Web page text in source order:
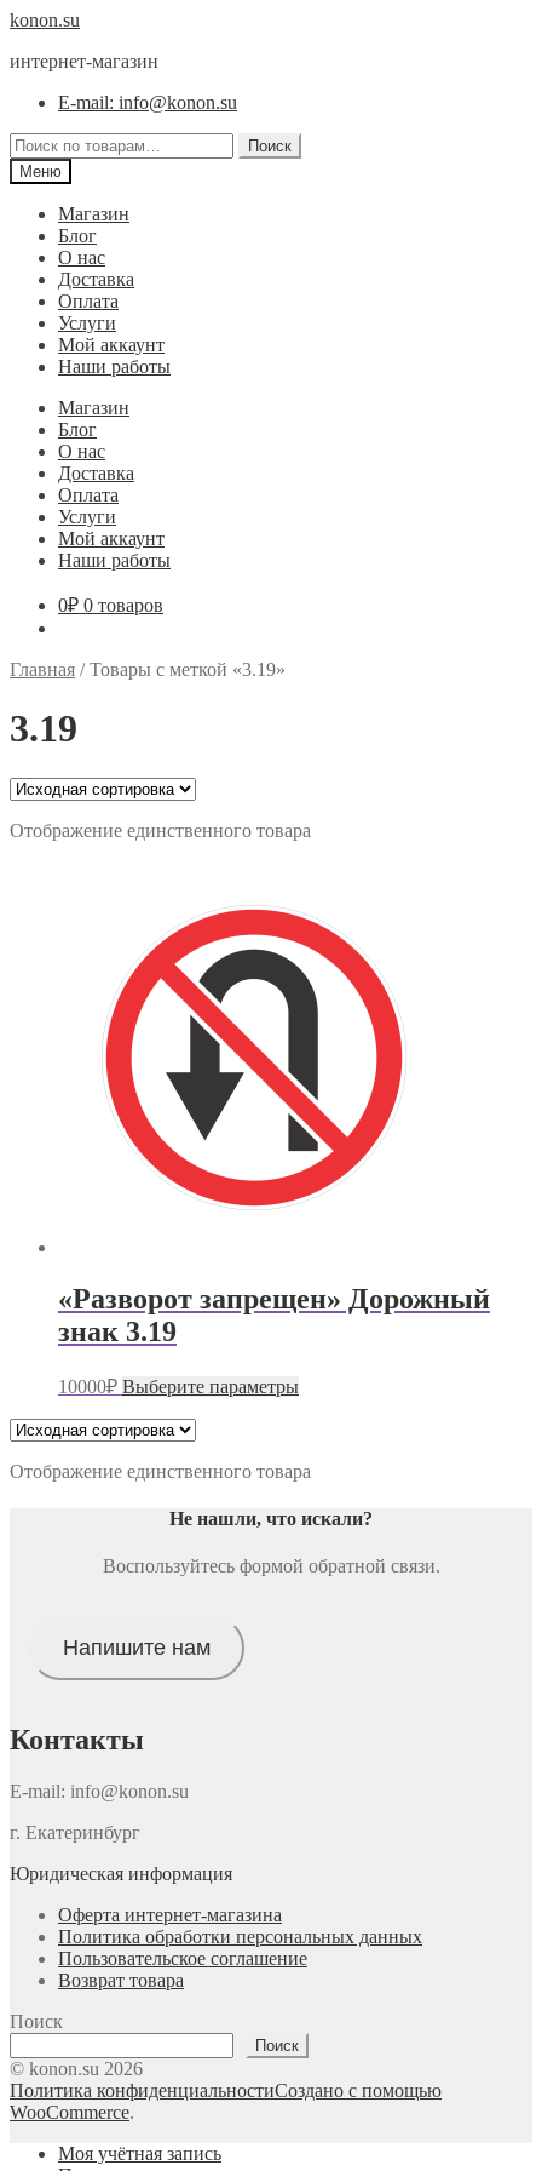
Перейти
навигации
Перейти
содержимому
konon.su
интернет-магазин
E-mail: info@konon.su
Искать:
Поиск
Меню
Магазин
Блог
О нас
Доставка
Оплата
Услуги
Мой аккаунт
Наши работы
Магазин
Блог
О нас
Доставка
Оплата
Услуги
Мой аккаунт
Наши работы
0₽ 0 товаров
Главная /Товары с меткой «3.19»
3.19
Отображение единственного товара
«Разворот запрещен» Дорожный
знак 3.19
10000₽ Выберите параметрыЭтот
вариаций.
можно
на
странице
Отображение единственного товара
Не нашли, что искали?
Воспользуйтесь формой обратной связи.
Напишите нам
Контакты
E-mail: info@konon.su
г. Екатеринбург
Юридическая информация
Оферта интернет-магазина
Политика обработки персональных данных
Пользовательское соглашение
Возврат товара
Поиск
Поиск
© konon.su 2026
Политика конфиденциальностиСоздано с помощью
WooCommerce.
Моя учётная запись